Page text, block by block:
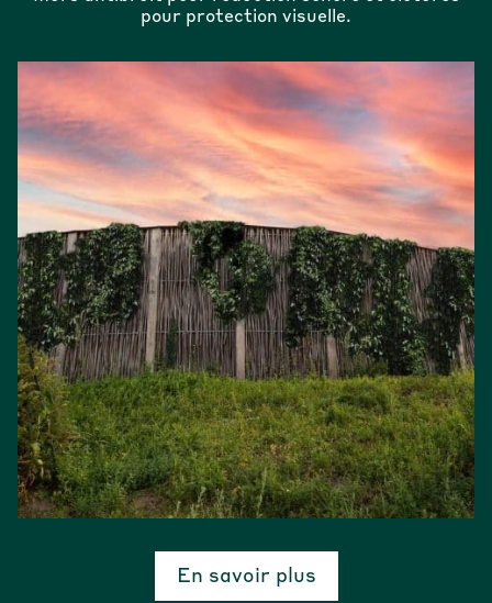
pour protection visuelle.
En savoir plus